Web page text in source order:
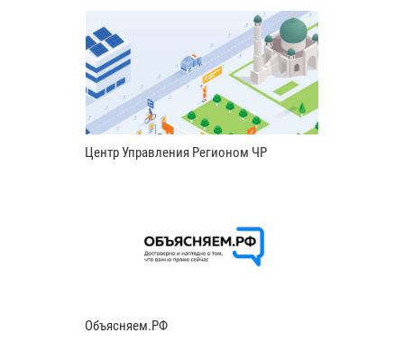
Центр Управления Регионом ЧР
Объясняем.РФ